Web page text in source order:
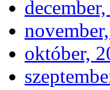
október,